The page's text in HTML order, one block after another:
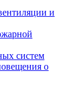
и
систем
о